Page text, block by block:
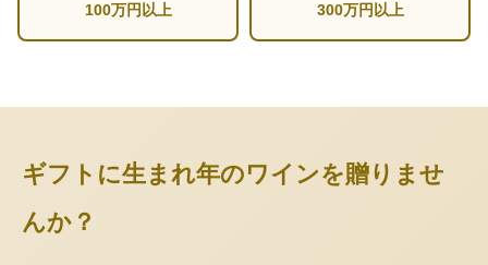
100万円以上 300万円以上
ギフトに生まれ年のワインを贈りませ
んか？